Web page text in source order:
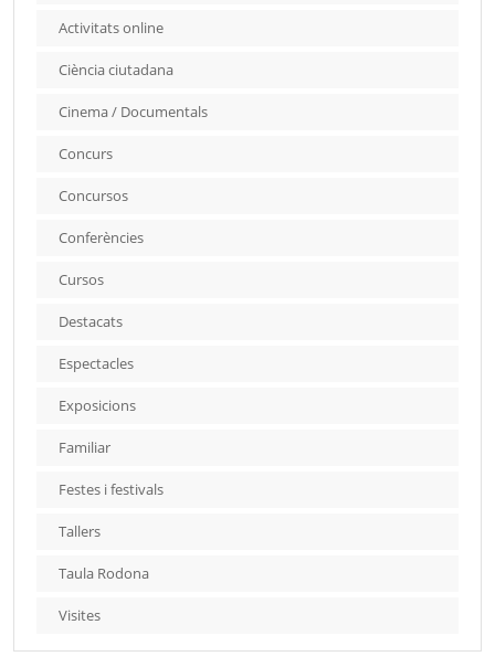
Activitats online
Ciència ciutadana
Cinema / Documentals
Concurs
Concursos
Conferències
Cursos
Destacats
Espectacles
Exposicions
Familiar
Festes i festivals
Tallers
Taula Rodona
Visites